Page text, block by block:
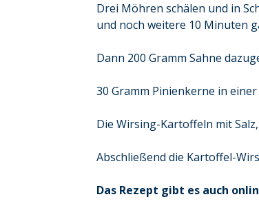
Drei Möhren schälen und in
und noch weitere 10 Minuten
Dann 200 Gramm Sahne
30 Gramm Pinienkerne in
Die Wirsing-Kartoffeln mit
Abschließend die Kartoffel-
Das Rezept gibt es auch